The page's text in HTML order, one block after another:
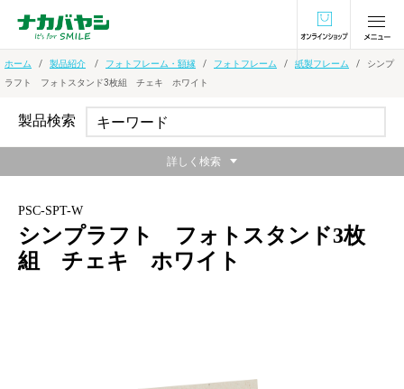
オンラインショ
ホーム 製品紹介 フォトフレーム・額縁 フォトフレーム 紙製フレーム
シンプ
ラフト フォトスタンド3枚組 チェキ ホワイト
PSC-SPT-W
シンプラフト フォトスタンド3枚
組 チェキ ホワイト
製品検索
詳しく検索